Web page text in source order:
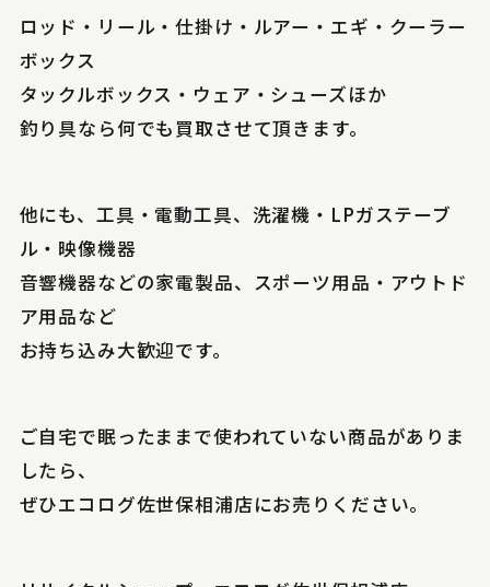
ロッド・リール・仕掛け・ルアー・エギ・クーラー
ボックス
タックルボックス・ウェア・シューズほか
釣り具なら何でも買取させて頂きます。
他にも、工具・電動工具、洗濯機・LPガステーブ
ル・映像機器
音響機器などの家電製品、スポーツ用品・アウトド
ア用品など
お持ち込み大歓迎です。
ご自宅で眠ったままで使われていない商品がありま
したら、
ぜひエコログ佐世保相浦店にお売りください。